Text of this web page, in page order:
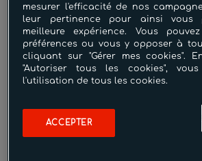
Le sport, c’est bien plus
activité physique : c’est
allié pour ton bien-être.
résolutions
permettront de
💪 1. Retrouver une énergie
mesurer l'efficacité de nos
leur pertinence pour ainsi vous
meilleure expérience. Vous
préférences ou vous y opposer à
cliquant sur "Gérer mes cookies".
"Autoriser tous les cookies",
l'utilisation de tous les cookies.
ACCEPTER